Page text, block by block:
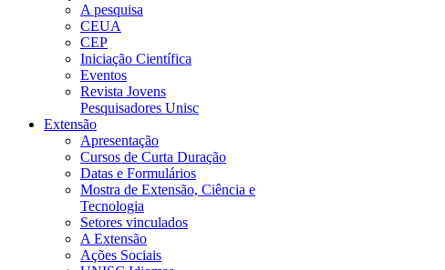
A pesquisa
CEUA
CEP
Iniciação Científica
Eventos
Revista Jovens
Pesquisadores Unisc
Extensão
Apresentação
Cursos de Curta Duração
Datas e Formulários
Mostra de Extensão, Ciência e
Tecnologia
Setores vinculados
A Extensão
Ações Sociais